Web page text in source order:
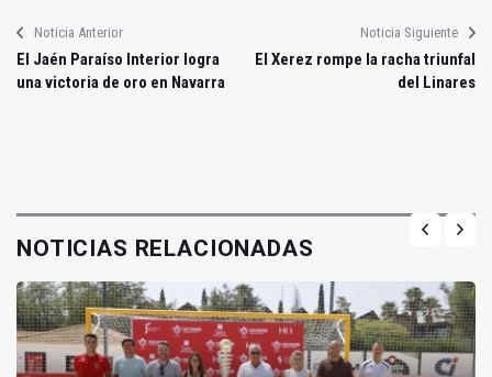
Noticia Anterior
El Jaén Paraíso Interior logra
una victoria de oro en Navarra
Noticia Siguiente
El Xerez rompe la racha triunfal
del Linares
NOTICIAS RELACIONADAS